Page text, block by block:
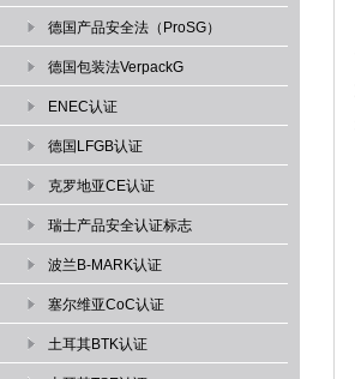
德国产品安全法（ProSG）
德国包装法VerpackG
ENEC认证
德国LFGB认证
克罗地亚CE认证
瑞士产品安全认证标志
波兰B-MARK认证
塞尔维亚CoC认证
土耳其BTK认证